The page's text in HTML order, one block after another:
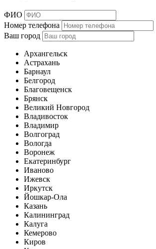
ФИО
Номер телефона
Ваш город
Архангельск
Астрахань
Барнаул
Белгород
Благовещенск
Брянск
Великий Новгород
Владивосток
Владимир
Волгоград
Вологда
Воронеж
Екатеринбург
Иваново
Ижевск
Иркутск
Йошкар-Ола
Казань
Калининград
Калуга
Кемерово
Киров